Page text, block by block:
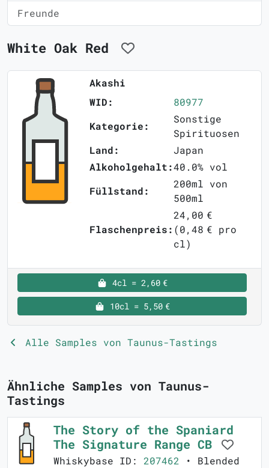
Freunde
White Oak Red
Akashi
WID:
80977
Kategorie:
Sonstige
Spirituosen
Land:
Japan
Alkoholgehalt:40.0% vol
Füllstand:
200ml von
500ml
Flaschenpreis:
24,00 €
(0,48 € pro
cl)
4cl = 2,60 €
10cl = 5,50 €
Alle Samples von Taunus-Tastings
Ähnliche Samples von Taunus-
Tastings
The Story of the Spaniard
The Signature Range CB
Whiskybase ID: 207462 • Blended